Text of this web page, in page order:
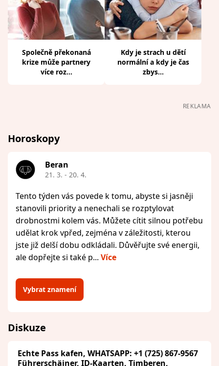
Společně překonaná
krize může partnery
více roz...
Kdy je strach u dětí
normální a kdy je čas
zbys...
REKLAMA
Horoskopy
Beran
21. 3. - 20. 4.
Tento týden vás povede k tomu, abyste si jasněji
stanovili priority a nenechali se rozptylovat
drobnostmi kolem vás. Můžete cítit silnou potřebu
udělat krok vpřed, zejména v záležitosti, kterou
jste již delší dobu odkládali. Důvěřujte své energii,
ale dopřejte si také p... Více
Vybrat znamení
Diskuze
Echte Pass kafen, WHATSAPP: +1 (725) 867-9567
Führerschäiner, ID-Kaarten, Timberen,